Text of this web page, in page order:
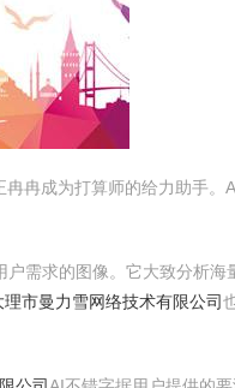
冉成为打算师的给力助手。
需求的图像。它大致分析海
理市曼力雪网络技术有限公司